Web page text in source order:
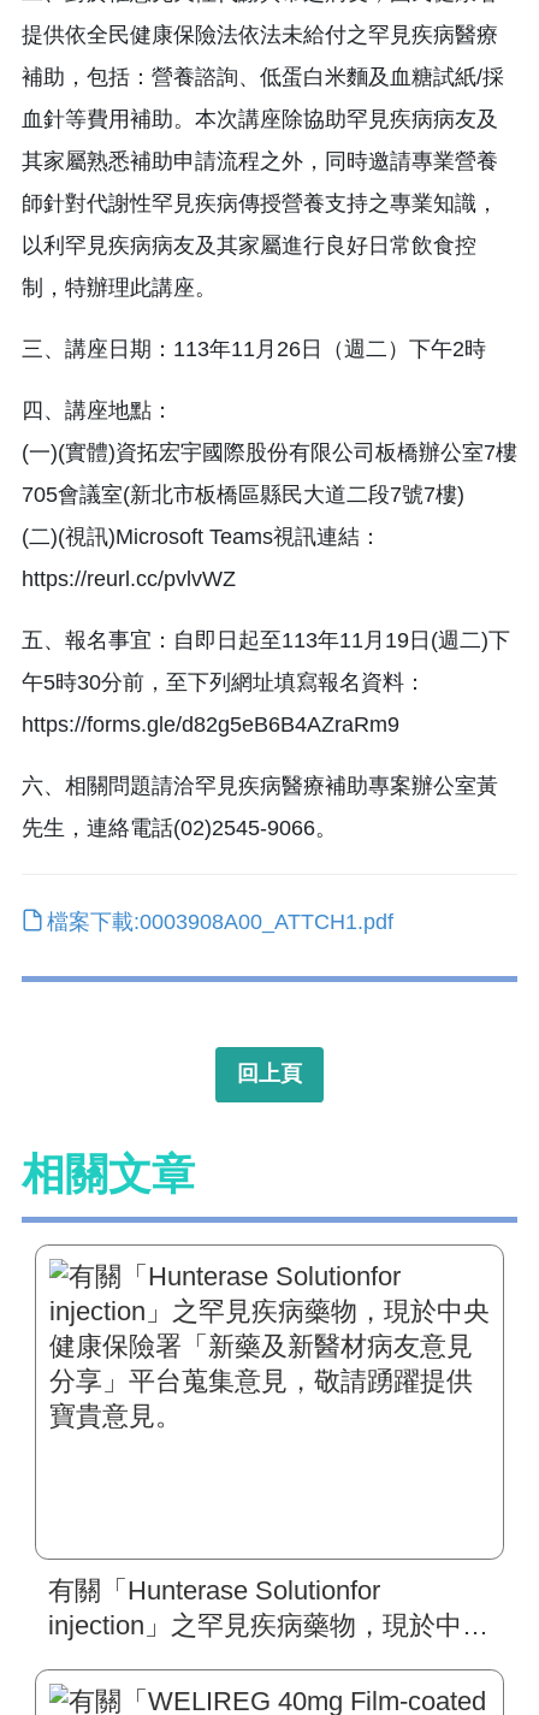
提供依全民健康保險法依法未給付之罕見疾病醫療
補助，包括：營養諮詢、低蛋白米麵及血糖試紙/採
血針等費用補助。本次講座除協助罕見疾病病友及
其家屬熟悉補助申請流程之外，同時邀請專業營養
師針對代謝性罕見疾病傳授營養支持之專業知識，
以利罕見疾病病友及其家屬進行良好日常飲食控
制，特辦理此講座。
三、講座日期：113年11月26日（週二）下午2時
四、講座地點：
(一)(實體)資拓宏宇國際股份有限公司板橋辦公室7樓
705會議室(新北市板橋區縣民大道二段7號7樓)
(二)(視訊)Microsoft Teams視訊連結：
https://reurl.cc/pvlvWZ
五、報名事宜：自即日起至113年11月19日(週二)下
午5時30分前，至下列網址填寫報名資料：
https://forms.gle/d82g5eB6B4AZraRm9
六、相關問題請洽罕見疾病醫療補助專案辦公室黃
先生，連絡電話(02)2545-9066。
檔案下載:0003908A00_ATTCH1.pdf
回上頁
相關文章
有關「Hunterase Solutionfor
injection」之罕見疾病藥物，現於中央
分享」平台蒐集意見，敬請踴躍提供